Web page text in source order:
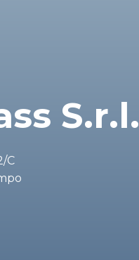
S.r.l.
C